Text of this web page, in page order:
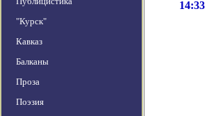
"Курск"
Кавказ
Балканы
Проза
Поэзия
14:33